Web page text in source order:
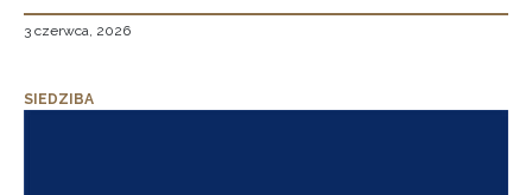
3 czerwca, 2026
SIEDZIBA